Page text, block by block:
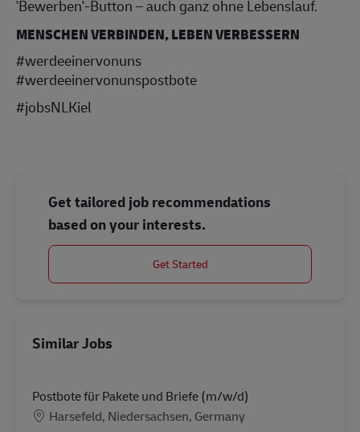
'Bewerben'-Button – auch ganz ohne Lebenslauf.
MENSCHEN VERBINDEN, LEBEN VERBESSERN
#werdeeinervonuns
#werdeeinervonunspostbote
#jobsNLKiel
Get tailored job recommendations
based on your interests.
Get Started
Similar Jobs
Postbote für Pakete und Briefe (m/w/d)
Location
Harsefeld, Niedersachsen, Germany